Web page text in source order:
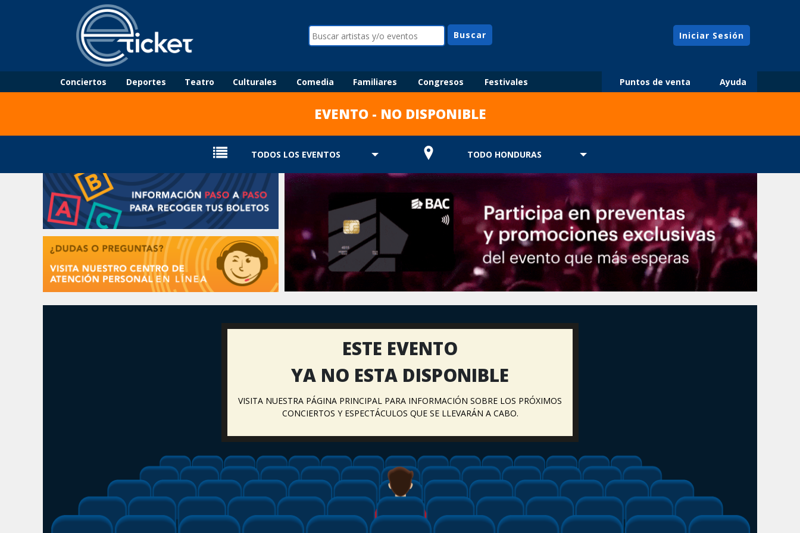
Iniciar Sesión
Conciertos Deportes Teatro Culturales Comedia Familiares Congresos Festivales Puntos de venta Ayuda
EVENTO - NO DISPONIBLE
TODOS LOS EVENTOS TODO HONDURAS
ESTE EVENTO
YA NO ESTA DISPONIBLE
VISITA NUESTRA PÁGINA PRINCIPAL PARA INFORMACIÓN SOBRE LOS PRÓXIMOS
CONCIERTOS Y ESPECTÁCULOS QUE SE LLEVARÁN A CABO.